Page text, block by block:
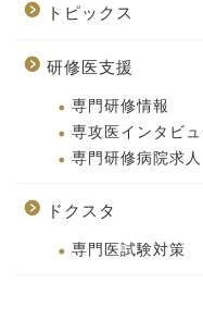
トピックス
研修医支援
専門研修情報
専攻医インタビュ
専門研修病院求人
ドクスタ
専門医試験対策